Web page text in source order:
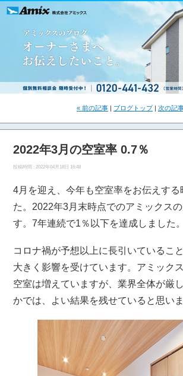
« 前の記事 ブログトップ| 次の記
2022年3月の空室率 0.7％
投稿時間 : 2022年04月18日 16:48
4月を迎え、今年も空室率をお伝えする
た。2022年3月末時点でのアミックス
す。7年連続で1％以下を達成しました。
コロナ禍が予想以上に長引いているこ
大きく影響を受けています。アミック
空室は増えていますが、業界全体が厳
かでは、よい結果を残せていると思いま